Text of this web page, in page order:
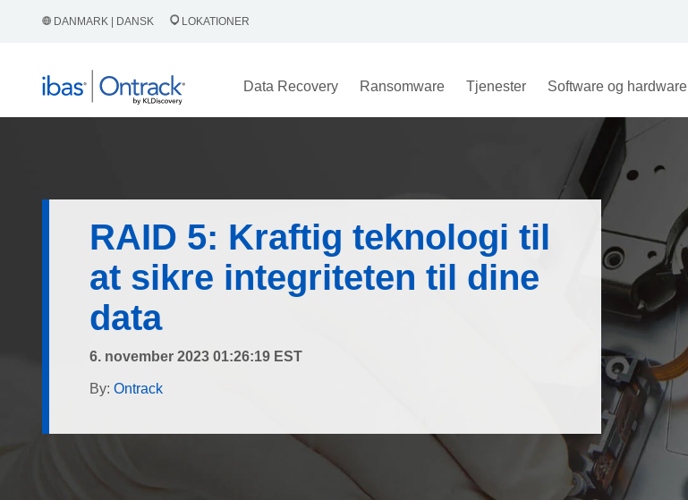
DANMARK | DANSK LOKATIONER
Data Recovery Ransomware Tjenester Software og hardware
RAID 5: Kraftig teknologi til
at sikre integriteten til dine
data
6. november 2023 01:26:19 EST
By: Ontrack